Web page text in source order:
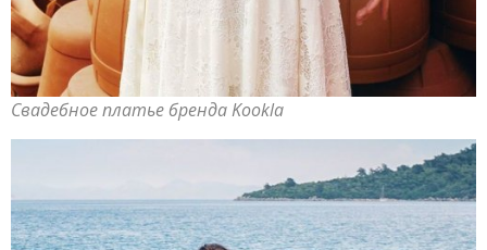
Свадебное платье бренда Kookla